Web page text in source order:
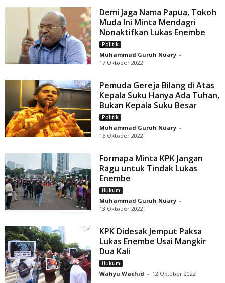
Demi Jaga Nama Papua, Tokoh
Muda Ini Minta Mendagri
Nonaktifkan Lukas Enembe
Politik
Muhammad Guruh Nuary -
17 Oktober 2022
Pemuda Gereja Bilang di Atas
Kepala Suku Hanya Ada Tuhan,
Bukan Kepala Suku Besar
Politik
Muhammad Guruh Nuary -
16 Oktober 2022
Formapa Minta KPK Jangan
Ragu untuk Tindak Lukas
Enembe
Hukum
Muhammad Guruh Nuary -
13 Oktober 2022
KPK Didesak Jemput Paksa
Lukas Enembe Usai Mangkir
Dua Kali
Hukum
Wahyu Wachid - 12 Oktober 2022